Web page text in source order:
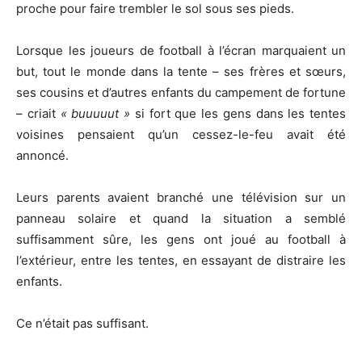
proche pour faire trembler le sol sous ses pieds.
Lorsque les joueurs de football à l’écran marquaient un
but, tout le monde dans la tente – ses frères et sœurs,
ses cousins et d’autres enfants du campement de fortune
– criait « buuuuut » si fort que les gens dans les tentes
voisines pensaient qu’un cessez-le-feu avait été
annoncé.
Leurs parents avaient branché une télévision sur un
panneau solaire et quand la situation a semblé
suffisamment sûre, les gens ont joué au football à
l’extérieur, entre les tentes, en essayant de distraire les
enfants.
Ce n’était pas suffisant.